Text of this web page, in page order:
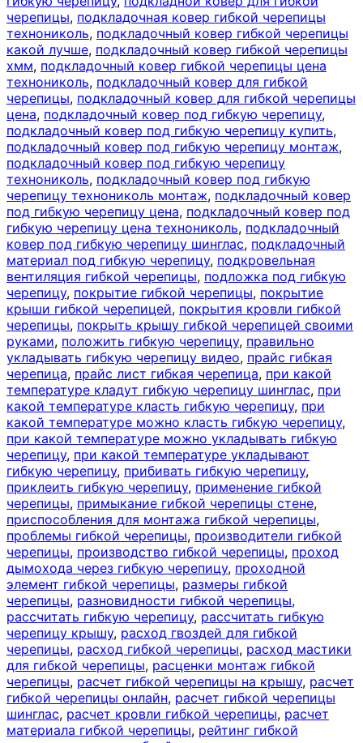
черепицы, подкладочная ковер гибкой черепицы
технониколь, подкладочный ковер гибкой черепицы
какой лучше, подкладочный ковер гибкой черепицы
хмм, подкладочный ковер гибкой черепицы цена
технониколь, подкладочный ковер для гибкой
черепицы, подкладочный ковер для гибкой черепицы
цена, подкладочный ковер под гибкую черепицу,
подкладочный ковер под гибкую черепицу купить,
подкладочный ковер под гибкую черепицу монтаж,
подкладочный ковер под гибкую черепицу
технониколь, подкладочный ковер под гибкую
черепицу технониколь монтаж, подкладочный ковер
под гибкую черепицу цена, подкладочный ковер под
гибкую черепицу цена технониколь, подкладочный
ковер под гибкую черепицу шинглас, подкладочный
материал под гибкую черепицу, подкровельная
вентиляция гибкой черепицы, подложка под гибкую
черепицу, покрытие гибкой черепицы, покрытие
крыши гибкой черепицей, покрытия кровли гибкой
черепицы, покрыть крышу гибкой черепицей своими
руками, положить гибкую черепицу, правильно
укладывать гибкую черепицу видео, прайс гибкая
черепица, прайс лист гибкая черепица, при какой
температуре кладут гибкую черепицу шинглас, при
какой температуре класть гибкую черепицу, при
какой температуре можно класть гибкую черепицу,
при какой температуре можно укладывать гибкую
черепицу, при какой температуре укладывают
гибкую черепицу, прибивать гибкую черепицу,
приклеить гибкую черепицу, применение гибкой
черепицы, примыкание гибкой черепицы стене,
приспособления для монтажа гибкой черепицы,
проблемы гибкой черепицы, производители гибкой
черепицы, производство гибкой черепицы, проход
дымохода через гибкую черепицу, проходной
элемент гибкой черепицы, размеры гибкой
черепицы, разновидности гибкой черепицы,
рассчитать гибкую черепицу, рассчитать гибкую
черепицу крышу, расход гвоздей для гибкой
черепицы, расход гибкой черепицы, расход мастики
для гибкой черепицы, расценки монтаж гибкой
черепицы, расчет гибкой черепицы на крышу, расчет
гибкой черепицы онлайн, расчет гибкой черепицы
шинглас, расчет кровли гибкой черепицы, расчет
материала гибкой черепицы, рейтинг гибкой